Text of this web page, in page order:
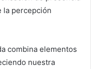
la percepción
combina elementos
nuestra